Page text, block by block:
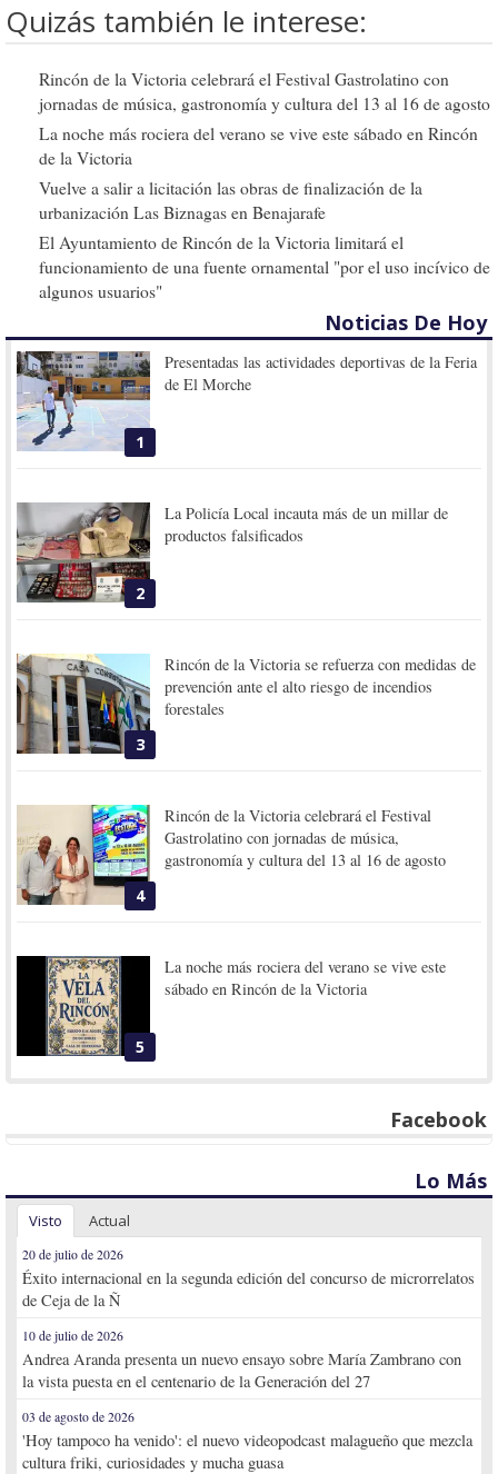
Quizás también le interese:
Rincón de la Victoria celebrará el Festival Gastrolatino con
jornadas de música, gastronomía y cultura del 13 al 16 de agosto
La noche más rociera del verano se vive este sábado en Rincón
de la Victoria
Vuelve a salir a licitación las obras de finalización de la
urbanización Las Biznagas en Benajarafe
El Ayuntamiento de Rincón de la Victoria limitará el
funcionamiento de una fuente ornamental "por el uso incívico de
algunos usuarios"
Noticias De Hoy
1
Presentadas las actividades deportivas de la Feria
de El Morche
2
La Policía Local incauta más de un millar de
productos falsificados
3
Rincón de la Victoria se refuerza con medidas de
prevención ante el alto riesgo de incendios
forestales
4
Rincón de la Victoria celebrará el Festival
Gastrolatino con jornadas de música,
gastronomía y cultura del 13 al 16 de agosto
5
La noche más rociera del verano se vive este
sábado en Rincón de la Victoria
Facebook
Lo Más
Visto Actual
20 de julio de 2026
Éxito internacional en la segunda edición del concurso de microrrelatos
de Ceja de la Ñ
10 de julio de 2026
Andrea Aranda presenta un nuevo ensayo sobre María Zambrano con
la vista puesta en el centenario de la Generación del 27
03 de agosto de 2026
'Hoy tampoco ha venido': el nuevo videopodcast malagueño que mezcla
cultura friki, curiosidades y mucha guasa